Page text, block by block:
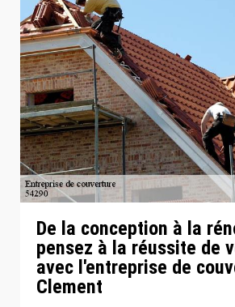
De la conception à la
pensez à la réussite de
avec l'entreprise de
Clement